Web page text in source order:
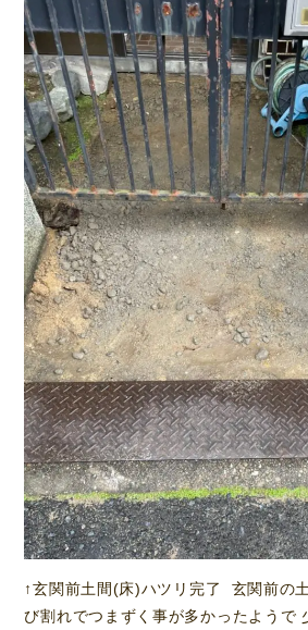
↑玄関前土間(床)ハツリ完了 玄関前の
び割れでつまずく事が多かったようで